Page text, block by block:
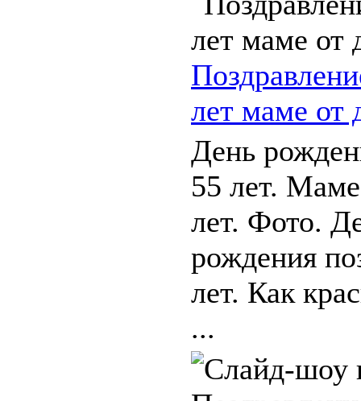
лет маме от
День
55 лет.
лет. Фото.
рождения
лет. Как
...